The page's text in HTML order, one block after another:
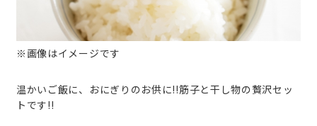
※画像はイメージです
温かいご飯に、おにぎりのお供に!!筋子と干し物の贅沢セッ
トです!!